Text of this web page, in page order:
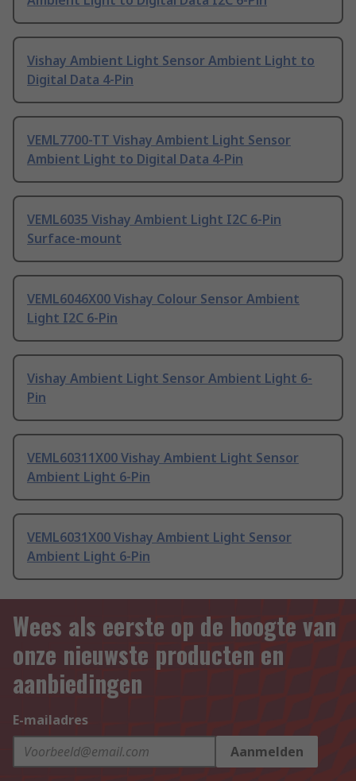
Vishay Ambient Light Sensor Ambient Light to
Digital Data 4-Pin
VEML7700-TT Vishay Ambient Light Sensor
Ambient Light to Digital Data 4-Pin
VEML6035 Vishay Ambient Light I2C 6-Pin
Surface-mount
VEML6046X00 Vishay Colour Sensor Ambient
Light I2C 6-Pin
Vishay Ambient Light Sensor Ambient Light 6-
Pin
VEML60311X00 Vishay Ambient Light Sensor
Ambient Light 6-Pin
VEML6031X00 Vishay Ambient Light Sensor
Ambient Light 6-Pin
Wees als eerste op de hoogte van
onze nieuwste producten en
aanbiedingen
E-mailadres
Aanmelden